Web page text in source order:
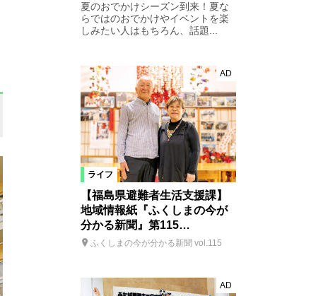
夏のおでかけシーズン到来！夏な
らではのおでかけやイベントを楽
しみたい人はもちろん、話題...
ライフ
AD
【福島県避難者生活支援課】
地域情報紙『ふくしまの今が
分かる新聞』第115…
ふくしまの今が分かる新聞 vol.115
AD